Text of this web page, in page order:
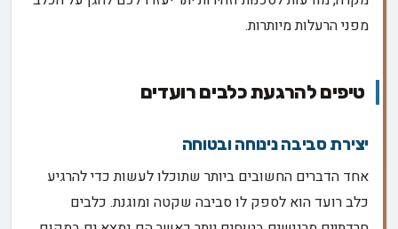
מפני הרעלות מיותרות.
טיפים להרגעת כלבים רועדים
יצירת סביבה נינוחה ובטוחה
אחד הדברים החשובים ביותר שתוכלו לעשות כדי להרגיע
כלב רועד הוא לספק לו סביבה שקטה ומוגנת. כלבים